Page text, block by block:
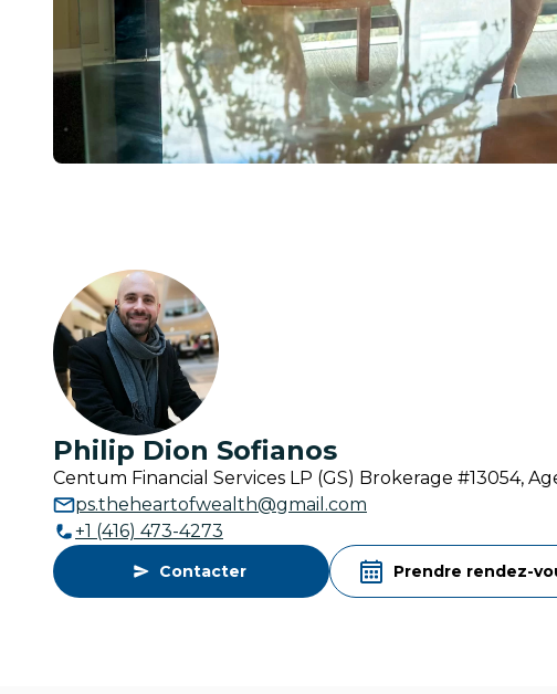
Philip Dion Sofianos
Centum Financial Services LP (GS) Brokerage #13054,
ps.theheartofwealth@gmail.com
+1 (416) 473-4273
Contacter Prendre rendez-